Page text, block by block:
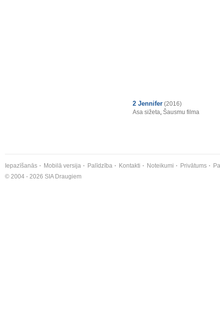
2 Jennifer (2016)
Asa sižeta, Šausmu filma
Iepazīšanās Mobilā versija Palīdzība Kontakti Noteikumi Privātums
© 2004 - 2026 SIA Draugiem